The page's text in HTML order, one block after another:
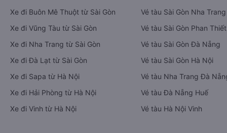
Đặt vé máy bay giá rẻ từ Bến Lức đi
Thăng Bình
Tàu hoả và Thuê xe
Vexere - ứng dụng đặt vé đa phương tiện với hơn 3000+ nhà
bay và hãng tàu cùng dịch vụ thuê xe máy, xe du lịch phủ